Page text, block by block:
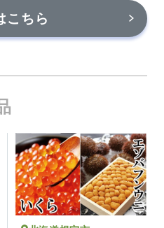
こちら